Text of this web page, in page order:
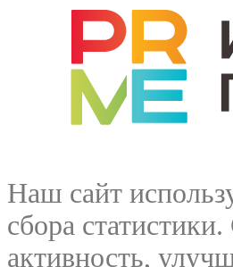
Наш сайт
сбора
активность,